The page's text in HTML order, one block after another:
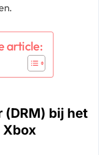
article:
(DRM) bij het